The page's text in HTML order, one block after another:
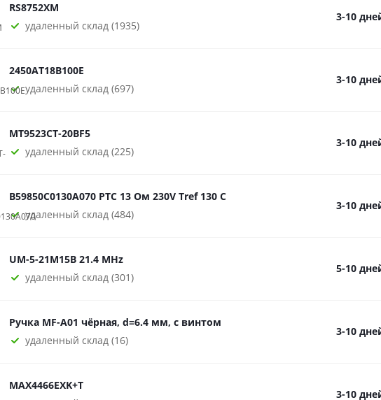
RS8752XM
удаленный склад (1935)
3-10
2450AT18B100E
удаленный склад (697)
3-10
MT9523CT-20BF5
удаленный склад (225)
3-10
B59850C0130A070 PTC 13 Ом 230V Tref 130 C
удаленный склад (484)
3-10
UM-5-21M15B 21.4 MHz
удаленный склад (301)
5-10
Ручка MF-A01 чёрная, d=6.4 мм, с винтом
удаленный склад (16)
3-10
MAX4466EXK+T
3-10